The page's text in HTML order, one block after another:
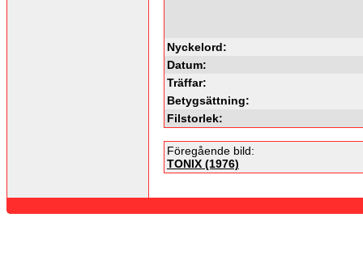
Nyckelord:
Datum:
Träffar:
Betygsättning:
Filstorlek:
Föregående bild:
TONIX (1976)